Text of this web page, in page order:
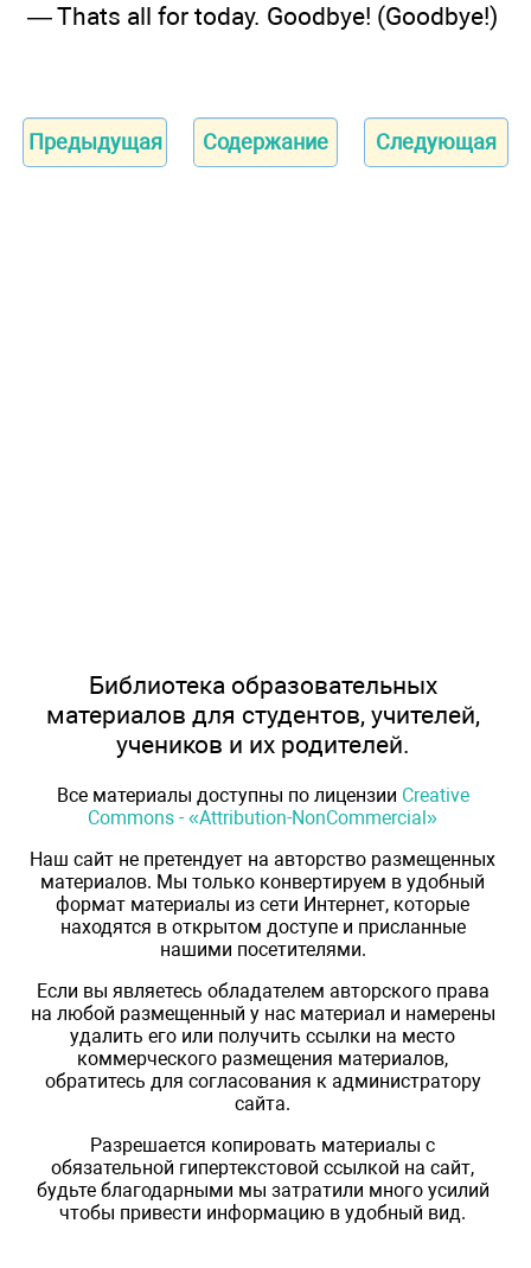
— Thats all for today. Goodbye! (Goodbye!)
Предыдущая Содержание Следующая
Библиотека образовательных
материалов для студентов, учителей,
учеников и их родителей.
Все материалы доступны по лицензии Creative
Commons - «Attribution-NonCommercial»
Наш сайт не претендует на авторство размещенных
материалов. Мы только конвертируем в удобный
формат материалы из сети Интернет, которые
находятся в открытом доступе и присланные
нашими посетителями.
Если вы являетесь обладателем авторского права
на любой размещенный у нас материал и намерены
удалить его или получить ссылки на место
коммерческого размещения материалов,
обратитесь для согласования к администратору
сайта.
Разрешается копировать материалы с
обязательной гипертекстовой ссылкой на сайт,
будьте благодарными мы затратили много усилий
чтобы привести информацию в удобный вид.